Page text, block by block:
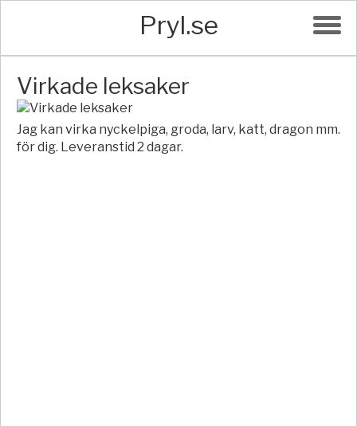
Pryl.se
Virkade leksaker
Jag kan virka nyckelpiga, groda, larv, katt, dragon mm.
för dig. Leveranstid 2 dagar.